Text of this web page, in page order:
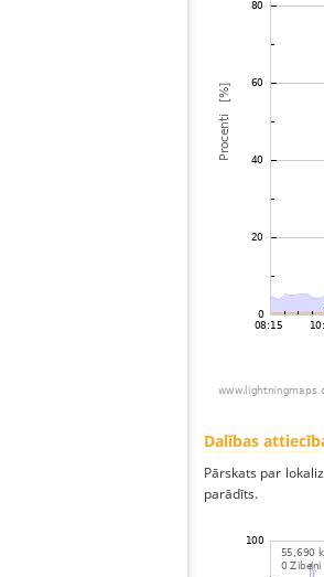
Dalības
Pārskats par
parādīts.